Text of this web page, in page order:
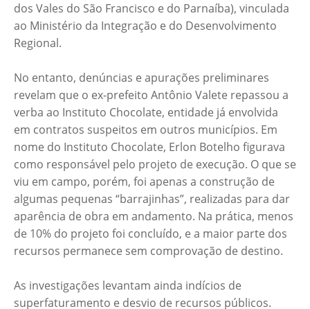
dos Vales do São Francisco e do Parnaíba), vinculada
ao Ministério da Integração e do Desenvolvimento
Regional.
No entanto, denúncias e apurações preliminares
revelam que o ex-prefeito Antônio Valete repassou a
verba ao Instituto Chocolate, entidade já envolvida
em contratos suspeitos em outros municípios. Em
nome do Instituto Chocolate, Erlon Botelho figurava
como responsável pelo projeto de execução. O que se
viu em campo, porém, foi apenas a construção de
algumas pequenas “barrajinhas”, realizadas para dar
aparência de obra em andamento. Na prática, menos
de 10% do projeto foi concluído, e a maior parte dos
recursos permanece sem comprovação de destino.
As investigações levantam ainda indícios de
superfaturamento e desvio de recursos públicos.